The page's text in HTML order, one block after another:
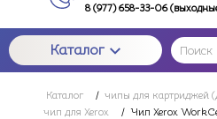
8 (977) 658-33-06
Каталог
Каталог / чипы для картриджей
чип для Xerox
/ Чип Xerox